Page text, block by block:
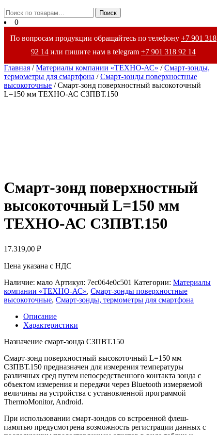
Закрыть
меню
Искать: Поиск
0
По вопросам продукции обращайтесь по телефону +7 901 318
92 14 или пишите нам в telegram +7 901 318 92 14
Главная /Материалы компании «ТЕХНО-АС» /Смарт-зонды,
термометры для смартфона /Смарт-зонды поверхностные
высокоточные / Смарт-зонд поверхностный высокоточный
L=150 мм ТЕХНО-АС СЗПВТ.150
Смарт-зонд поверхностный
высокоточный L=150 мм
ТЕХНО-АС СЗПВТ.150
17.319,00 ₽
Цена указана с НДС
Наличие: мало Артикул: 7ec064e0c501 Категории: Материалы
компании «ТЕХНО-АС», Смарт-зонды поверхностные
высокоточные, Смарт-зонды, термометры для смартфона
Описание
Характеристики
Назначение смарт-зонда СЗПВТ.150
Смарт-зонд поверхностный высокоточный L=150 мм
СЗПВТ.150 предназначен для измерения температуры
различных сред путем непосредственного контакта зонда с
объектом измерения и передачи через Bluetooth измеряемой
величины на устройства с установленной программой
ThermoMonitor, Android.
При использовании смарт-зондов со встроенной флеш-
памятью предусмотрена возможность регистрации данных с